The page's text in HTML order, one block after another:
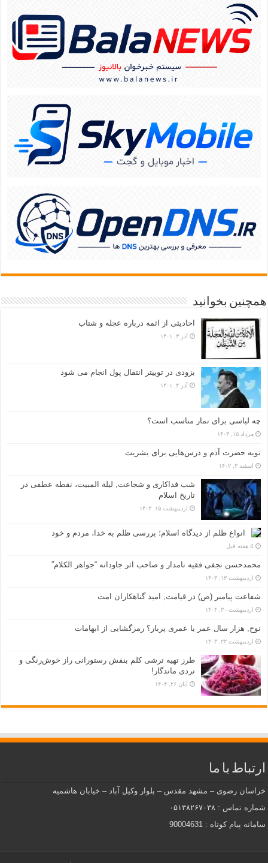
همچنین بخوانید
احادیثی از ائمه درباره عجله و شتاب
آذر ۳, ۱۴۰۱
بزودی در توییتر انتقال پول انجام می شود
آذر ۴, ۱۴۰۱
چه لباسی برای نماز مناسب است؟
مرداد ۱۵, ۱۴۰۳
توبه حضرت آدم و درس‌هایی برای بشریت
اسفند ۳, ۱۴۰۲
شب فداکاری و شجاعت, لیلة المبیت، نقطه عطفی در
تاریخ اسلام
اردیبهشت ۱۵, ۱۴۰۳
انواع ظلم از دیدگاه اسلام؛ بررسی ظلم به خدا، مردم و خود
4 هفته قبل
محمدحسن نجفی فقیه نامدار و صاحب اثر جاودانه “جواهر الکلام”
اردیبهشت ۱۳, ۱۴۰۳
شفاعت پیامبر (ص) در قیامت, امید گناهکاران امت
اردیبهشت ۳۰, ۱۴۰۴
نوح, هزار سال عمر یا عمری پربار؟ رمزگشایی از ابهامات
اردیبهشت ۲۲, ۱۴۰۳
طرز تهیه ترشی کلم بنفش رستورانی راز خوش‌رنگی و
تردی ماندگار!
آبان ۲۶, ۱۴۰۴
ارتباط با ما
خراسان رضوی – مشهد مقدس – بلوار وکیل آباد – خیابان هاشمیه
شماره تماس : ۰۵۱۳۸۲۶۷۰۳۸
سامانه پیام کوتاه : 90004631